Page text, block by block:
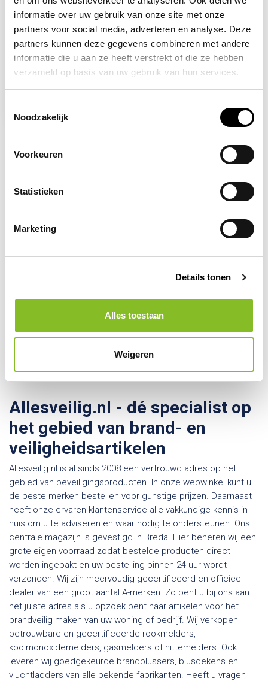
informatie over uw gebruik van onze site met onze
partners voor social media, adverteren en analyse. Deze
partners kunnen deze gegevens combineren met andere
informatie die u aan ze heeft verstrekt of die ze hebben
verzameld op basis van uw gebruik van hun services.
Noodzakelijk
Voorkeuren
Statistieken
Marketing
Details tonen
Alles toestaan
Weigeren
Backorder
SCHILLER
Kom je er toch niet helemaal
uit? Maak gebruik van onze
Allesveilig.nl - dé specialist op
het gebied van brand- en
veiligheidsartikelen
Allesveilig.nl is al sinds 2008 een vertrouwd adres op het
gebied van beveiligingsproducten. In onze webwinkel kunt u
de beste merken bestellen voor gunstige prijzen. Daarnaast
heeft onze ervaren klantenservice alle vakkundige kennis in
huis om u te adviseren en waar nodig te ondersteunen. Ons
centrale magazijn is gevestigd in Breda. Hier beheren wij een
grote eigen voorraad zodat bestelde producten direct
worden ingepakt en uw bestelling binnen 24 uur wordt
verzonden. Wij zijn meervoudig gecertificeerd en officieel
dealer van een groot aantal A-merken. Zo bent u bij ons aan
het juiste adres als u opzoek bent naar artikelen voor het
brandveilig maken van uw woning of bedrijf. Wij verkopen
betrouwbare en gecertificeerde rookmelders,
koolmonoxidemelders, gasmelders of hittemelders. Ook
leveren wij goedgekeurde brandblussers, blusdekens en
vluchtladders van alle bekende fabrikanten. Heeft u vragen